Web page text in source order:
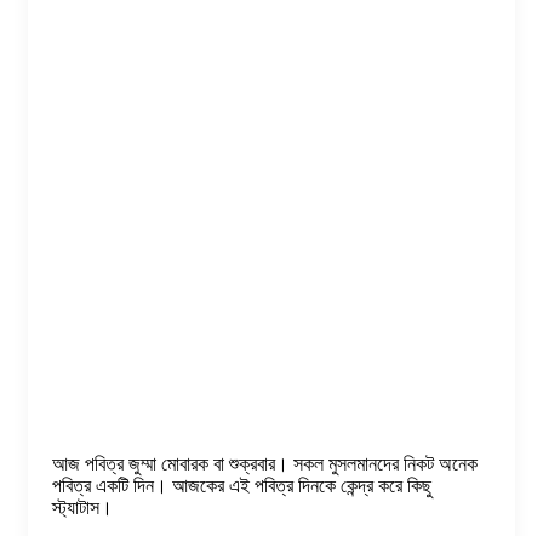
আজ পবিত্র জুম্মা মোবারক বা শুক্রবার। সকল মুসলমানদের নিকট অনেক
পবিত্র একটি দিন। আজকের এই পবিত্র দিনকে কেন্দ্র করে কিছু
স্ট্যাটাস।